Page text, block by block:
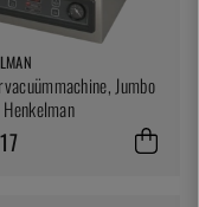
Jumbo